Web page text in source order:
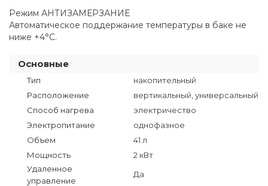
Режим АНТИЗАМЕРЗАНИЕ
Автоматическое поддержание температуры в баке не
ниже +4°С.
Основные
Тип
накопительный
Расположение
вертикальный, универсальный
Способ нагрева
электричество
Электропитание
однофазное
Объем
41 л
Мощность
2 кВт
Удаленное
управление
Да